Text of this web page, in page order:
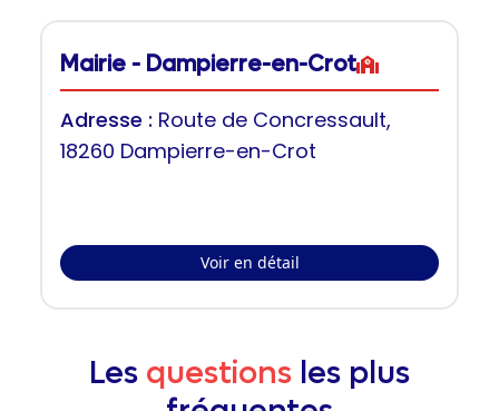
Mairie - Dampierre-en-Crot
Adresse : Route de Concressault,
18260 Dampierre-en-Crot
Voir en détail
Les questions les plus